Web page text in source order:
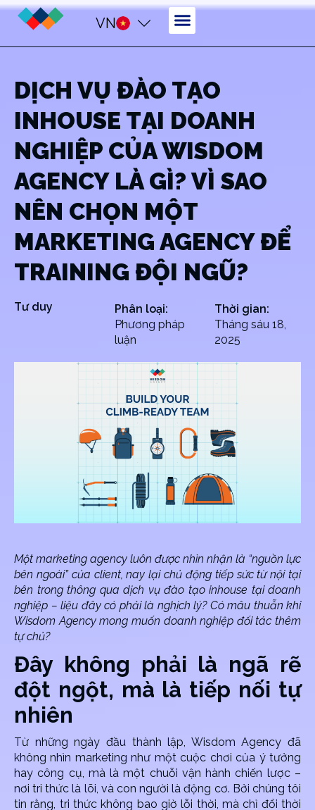
VN
DỊCH VỤ ĐÀO TẠO
INHOUSE TẠI DOANH
NGHIỆP CỦA WISDOM
AGENCY LÀ GÌ? VÌ SAO
NÊN CHỌN MỘT
MARKETING AGENCY ĐỂ
TRAINING ĐỘI NGŨ?
Tư duy
Phân loại:
Phương pháp
luận
Thời gian:
Tháng sáu 18,
2025
Một marketing agency luôn được nhìn nhận là “nguồn lực
bên ngoài” của client, nay lại chủ động tiếp sức từ nội tại
bên trong thông qua dịch vụ đào tạo inhouse tại doanh
nghiệp – liệu đây có phải là nghịch lý? Có mâu thuẫn khi
Wisdom Agency mong muốn doanh nghiệp đối tác thêm
tự chủ?
Đây không phải là ngã rẽ
đột ngột, mà là tiếp nối tự
nhiên
Từ những ngày đầu thành lập, Wisdom Agency đã
không nhìn marketing như một cuộc chơi của ý tưởng
hay công cụ, mà là một chuỗi vận hành chiến lược –
nơi tri thức là lõi, và con người là động cơ. Bởi chúng tôi
tin rằng, tri thức không bao giờ lỗi thời, mà chỉ đổi thời